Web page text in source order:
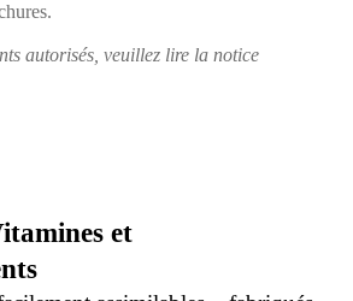
autorisés, veuillez lire la notice
et